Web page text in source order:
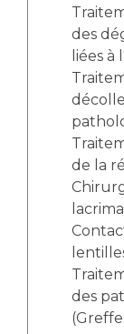
des
liées à
de la
des